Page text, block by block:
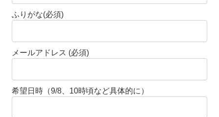
ふりがな(必須)
メールアドレス (必須)
希望日時（9/8、10時頃など具体的に）